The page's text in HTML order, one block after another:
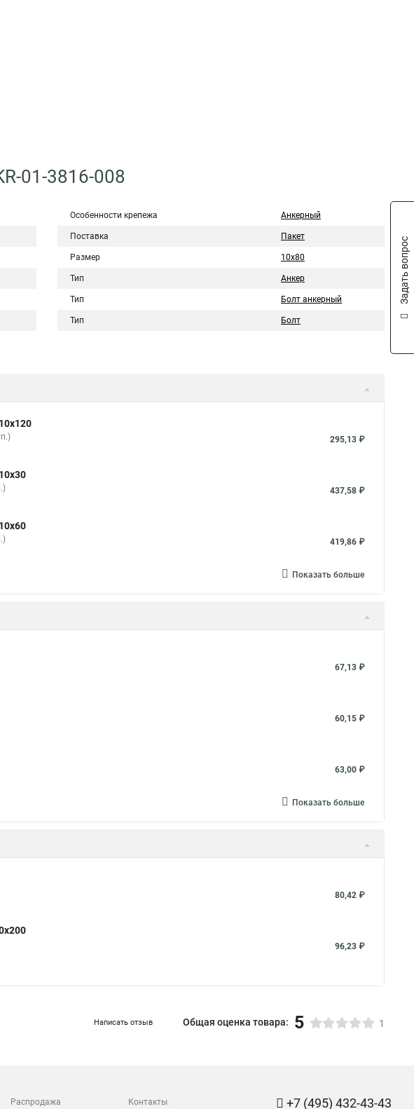
01-3816-008
Особенности крепежа Анкерный
Поставка Пакет
Размер 10х80
Тип Анкер
Тип Болт анкерный
Тип Болт
295,13 ₽
437,58 ₽
419,86 ₽
Показать больше
67,13 ₽
60,15 ₽
63,00 ₽
Показать больше
80,42 ₽
96,23 ₽
Написать отзыв Общая оценка товара: 5 1
Распродажа Контакты +7 (495) 432-43-43
Задать вопрос